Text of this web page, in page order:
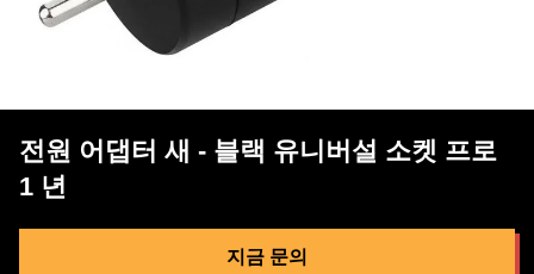
전원 어댑터 새 - 블랙 유니버설 소켓 프로
1 년
지금 문의